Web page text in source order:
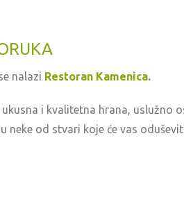
nalazi Restoran Kamenica.
i kvalitetna hrana, uslužno
neke od stvari koje će vas